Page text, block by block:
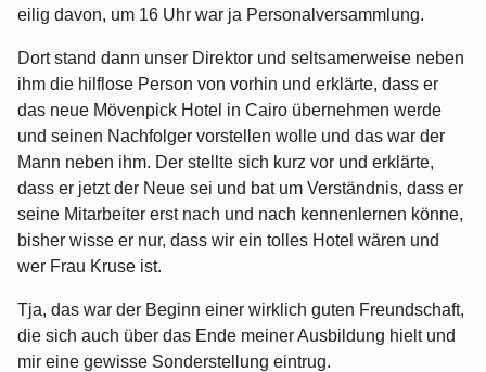
eilig davon, um 16 Uhr war ja Personalversammlung.
Dort stand dann unser Direktor und seltsamerweise neben
ihm die hilflose Person von vorhin und erklärte, dass er
das neue Mövenpick Hotel in Cairo übernehmen werde
und seinen Nachfolger vorstellen wolle und das war der
Mann neben ihm. Der stellte sich kurz vor und erklärte,
dass er jetzt der Neue sei und bat um Verständnis, dass er
seine Mitarbeiter erst nach und nach kennenlernen könne,
bisher wisse er nur, dass wir ein tolles Hotel wären und
wer Frau Kruse ist.
Tja, das war der Beginn einer wirklich guten Freundschaft,
die sich auch über das Ende meiner Ausbildung hielt und
mir eine gewisse Sonderstellung eintrug.